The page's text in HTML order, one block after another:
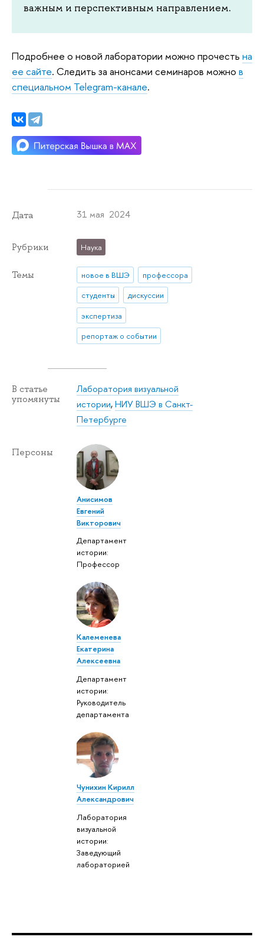
важным и перспективным направлением.
Подробнее о новой лаборатории можно прочесть на
ее сайте. Следить за анонсами семинаров можно в
специальном Telegram-канале.
Дата 31 мая 2024
Рубрики Наука
Темы новое в ВШЭ
профессора
студенты
дискуссии
экспертиза
репортаж о событии
В статье
упомянуты
Лаборатория визуальной
истории,НИУ ВШЭ в Санкт-
Петербурге
Персоны
Анисимов
Евгений
Викторович
Департамент
истории:
Профессор
Калеменева
Екатерина
Алексеевна
Департамент
истории:
Руководитель
департамента
Чунихин Кирилл
Александрович
Лаборатория
визуальной
истории:
Заведующий
лабораторией